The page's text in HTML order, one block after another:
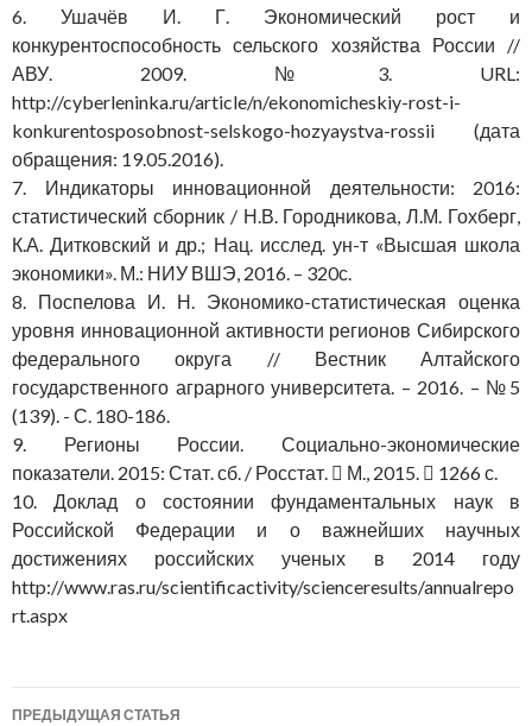
6. Ушачёв И. Г. Экономический рост и
конкурентоспособность сельского хозяйства России //
АВУ. 2009. №3. URL:
http://cyberleninka.ru/article/n/ekonomicheskiy-rost-i-
konkurentosposobnost-selskogo-hozyaystva-rossii (дата
обращения: 19.05.2016).
7. Индикаторы инновационной деятельности: 2016:
статистический сборник / Н.В. Городникова, Л.М. Гохберг,
К.А. Дитковский и др.; Нац. исслед. ун-т «Высшая школа
экономики». М.: НИУ ВШЭ, 2016. – 320с.
8. Поспелова И. Н. Экономико-статистическая оценка
уровня инновационной активности регионов Сибирского
федерального округа // Вестник Алтайского
государственного аграрного университета. – 2016. – №5
(139). - С. 180-186.
9. Регионы России. Социально-экономические
показатели. 2015: Стат. сб. / Росстат.  М., 2015.  1266 с.
10. Доклад о состоянии фундаментальных наук в
Российской Федерации и о важнейших научных
достижениях российских ученых в 2014 году
http://www.ras.ru/scientificactivity/scienceresults/annualrepo
rt.aspx
Навигация
ПРЕДЫДУЩАЯ СТАТЬЯ